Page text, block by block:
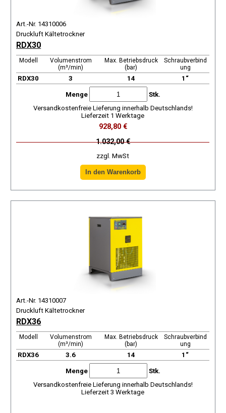
Art.-Nr. 14310006
Druckluft Kältetrockner
RDX30
Modell
Volumenstrom
(m³/min)
Max. Betriebsdruck
(bar)
Schraubverbind
ung
RDX30 3 14 1“
Menge
Stk.
Versandkostenfreie Lieferung innerhalb Deutschlands!
Lieferzeit 1 Werktage
928,80 €
1.032,00 €
zzgl. MwSt
Art.-Nr. 14310007
Druckluft Kältetrockner
RDX36
Modell
Volumenstrom
(m³/min)
Max. Betriebsdruck
(bar)
Schraubverbind
ung
RDX36 3.6 14 1“
Menge
Stk.
Versandkostenfreie Lieferung innerhalb Deutschlands!
Lieferzeit 3 Werktage